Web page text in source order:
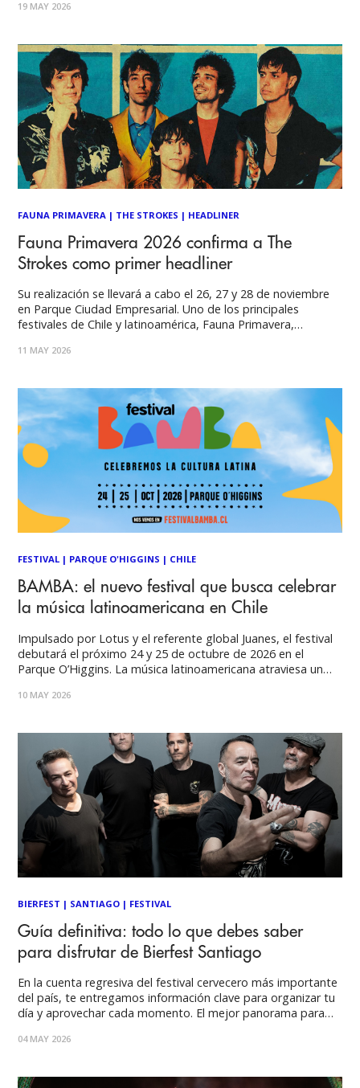
(PM#7) con una programación completamente gratuita. En
19 MAY 2026
FAUNA PRIMAVERA | THE STROKES | HEADLINER
Fauna Primavera 2026 confirma a The
Strokes como primer headliner
Su realización se llevará a cabo el 26, 27 y 28 de noviembre
en Parque Ciudad Empresarial. Uno de los principales
festivales de Chile y latinoamérica, Fauna Primavera,
música internacional y nacional, este año agrega una tercera
11 MAY 2026
FESTIVAL | PARQUE O'HIGGINS | CHILE
BAMBA: el nuevo festival que busca celebrar
la música latinoamericana en Chile
Impulsado por Lotus y el referente global Juanes, el festival
debutará el próximo 24 y 25 de octubre de 2026 en el
Parque O’Higgins. La música latinoamericana atraviesa un
nace BAMBA: un encuentro creado para reunir a quienes
10 MAY 2026
BIERFEST | SANTIAGO | FESTIVAL
Guía definitiva: todo lo que debes saber
para disfrutar de Bierfest Santiago
En la cuenta regresiva del festival cervecero más importante
del país, te entregamos información clave para organizar tu
día y aprovechar cada momento. El mejor panorama para
desarrollarse en medio de la ciudad y al aire libre. Bierfest
04 MAY 2026